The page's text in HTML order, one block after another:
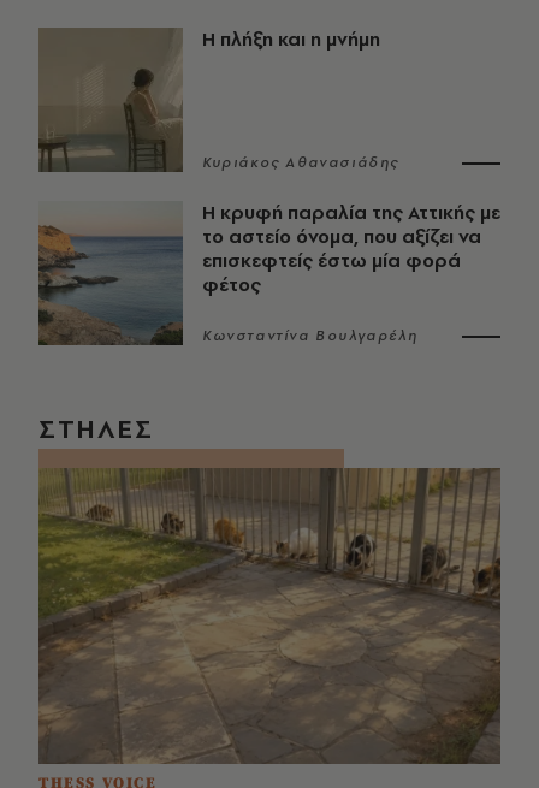
Η πλήξη και η μνήμη
Κυριάκος Αθανασιάδης
Η κρυφή παραλία της Αττικής με
το αστείο όνομα, που αξίζει να
επισκεφτείς έστω μία φορά
φέτος
Κωνσταντίνα Βουλγαρέλη
ΣΤΗΛΕΣ
THESS VOICE